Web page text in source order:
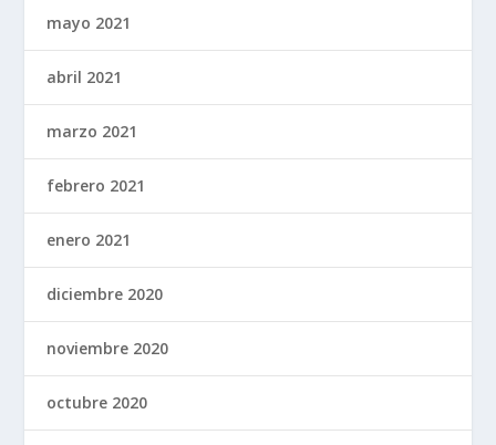
mayo 2021
abril 2021
marzo 2021
febrero 2021
enero 2021
diciembre 2020
noviembre 2020
octubre 2020